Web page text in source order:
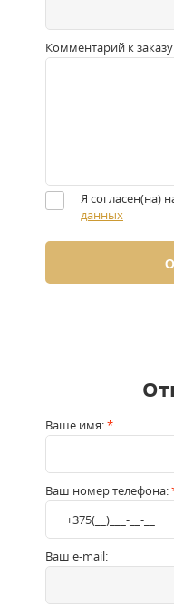
Комментарий к
Я согласен(на)
данных
Ваше имя:*
Ваш номер телефона:
Ваш e-mail: